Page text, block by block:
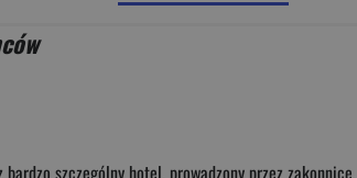
szczególny hotel, prowadzony przez zakonnice.